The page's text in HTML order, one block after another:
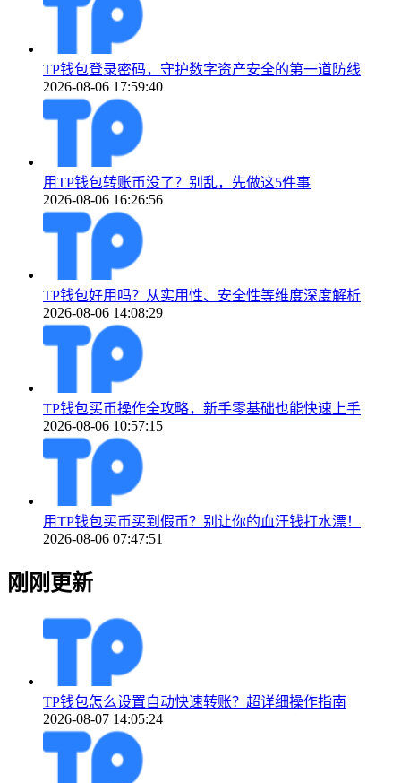
TP钱包登录密码，守护数字资产安全的第一道防线
2026-08-06 17:59:40
用TP钱包转账币没了？别乱，先做这5件事
2026-08-06 16:26:56
TP钱包好用吗？从实用性、安全性等维度深度解析
2026-08-06 14:08:29
TP钱包买币操作全攻略，新手零基础也能快速上手
2026-08-06 10:57:15
用TP钱包买币买到假币？别让你的血汗钱打水漂！
2026-08-06 07:47:51
刚刚更新
TP钱包怎么设置自动快速转账？超详细操作指南
2026-08-07 14:05:24